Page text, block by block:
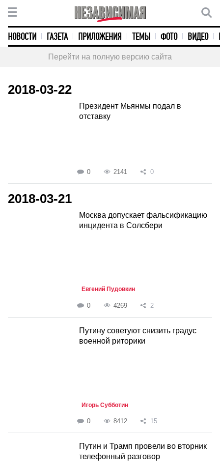
НОВОСТИ ГАЗЕТА ПРИЛОЖЕНИЯ ТЕМЫ ФОТО ВИДЕО
Перейти на полную версию сайта
2018-03-22
Президент Мьянмы подал в
отставку
0 2141 0
2018-03-21
Москва допускает фальсификацию
инцидента в Солсбери
Евгений Пудовкин
0 4269 2
Путину советуют снизить градус
военной риторики
Игорь Субботин
0 8412 15
Путин и Трамп провели во вторник
телефонный разговор